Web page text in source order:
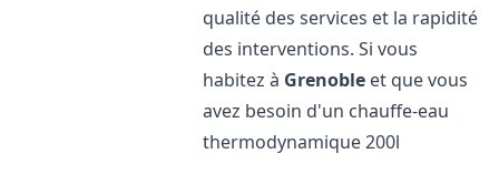
qualité des services et la rapidité
des interventions. Si vous
habitez à Grenoble et que vous
avez besoin d'un chauffe-eau
thermodynamique 200l